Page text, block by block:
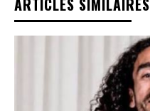
ARTICLES SIMILAIRES